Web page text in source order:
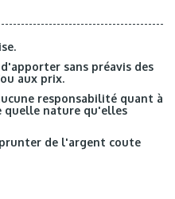
sans préavis des
aux prix.
responsabilité quant à
quelle nature qu'elles
de l'argent coute